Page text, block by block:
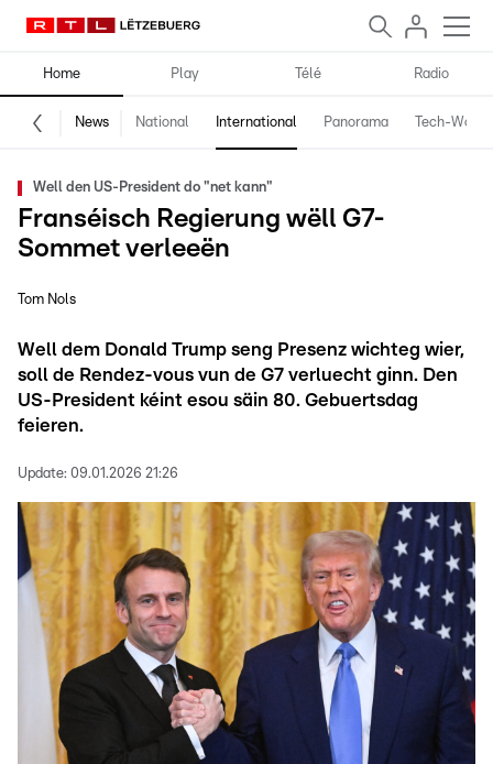
Home Play Télé Radio
News National International Panorama Tech-World
Well den US-President do "net kann"
Franséisch Regierung wëll G7-
Sommet verleeën
Tom Nols
Well dem Donald Trump seng Presenz wichteg wier,
soll de Rendez-vous vun de G7 verluecht ginn. Den
US-President kéint esou säin 80. Gebuertsdag
feieren.
Update: 09.01.2026 21:26